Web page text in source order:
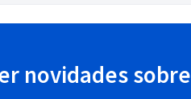
novidades sobre